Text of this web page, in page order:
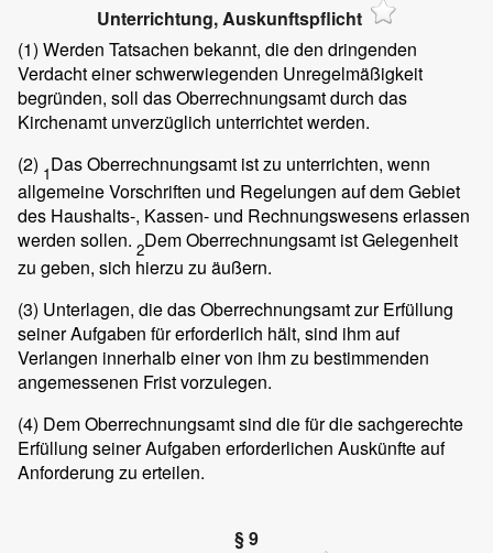
Unterrichtung, Auskunftspflicht
(1) Werden Tatsachen bekannt, die den dringenden
Verdacht einer schwerwiegenden Unregelmäßigkeit
begründen, soll das Oberrechnungsamt durch das
Kirchenamt unverzüglich unterrichtet werden.
(2) 1Das Oberrechnungsamt ist zu unterrichten, wenn
allgemeine Vorschriften und Regelungen auf dem Gebiet
des Haushalts-, Kassen- und Rechnungswesens erlassen
werden sollen. 2Dem Oberrechnungsamt ist Gelegenheit
zu geben, sich hierzu zu äußern.
(3) Unterlagen, die das Oberrechnungsamt zur Erfüllung
seiner Aufgaben für erforderlich hält, sind ihm auf
Verlangen innerhalb einer von ihm zu bestimmenden
angemessenen Frist vorzulegen.
(4) Dem Oberrechnungsamt sind die für die sachgerechte
Erfüllung seiner Aufgaben erforderlichen Auskünfte auf
Anforderung zu erteilen.
§ 9